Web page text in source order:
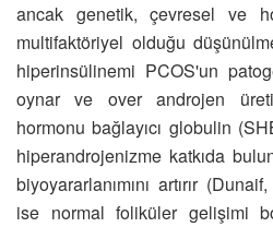
ancak genetik, çevresel ve
multifaktöriyel olduğu
hiperinsülinemi PCOS'un
oynar ve over androjen
hormonu bağlayıcı globulin
hiperandrojenizme katkıda
biyoyararlanımını artırır
ise normal foliküler gelişimi